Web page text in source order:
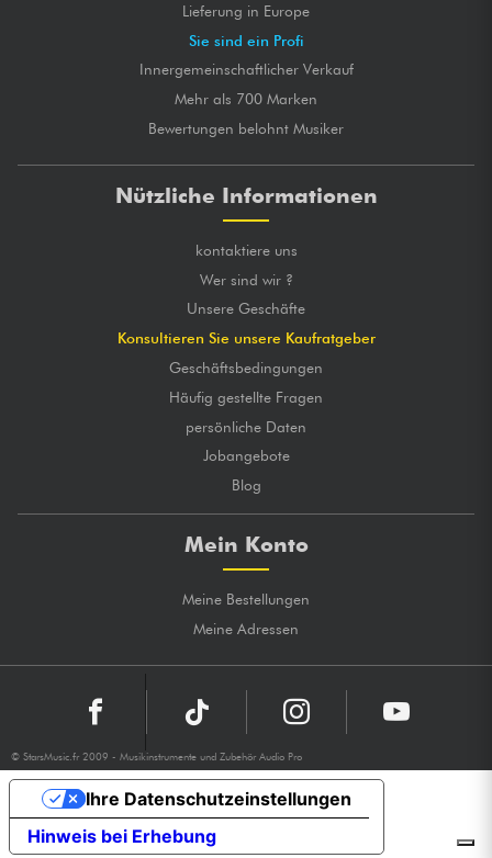
Lieferung in Europe
Sie sind ein Profi
Innergemeinschaftlicher Verkauf
Mehr als 700 Marken
Bewertungen belohnt Musiker
Nützliche Informationen
kontaktiere uns
Wer sind wir ?
Unsere Geschäfte
Konsultieren Sie unsere Kaufratgeber
Geschäftsbedingungen
Häufig gestellte Fragen
persönliche Daten
Jobangebote
Blog
Mein Konto
Meine Bestellungen
Meine Adressen
© StarsMusic.fr 2009 - Musikinstrumente und Zubehör Audio Pro
Hinweis bei Erhebung
Ihre Datenschutzeinstellungen